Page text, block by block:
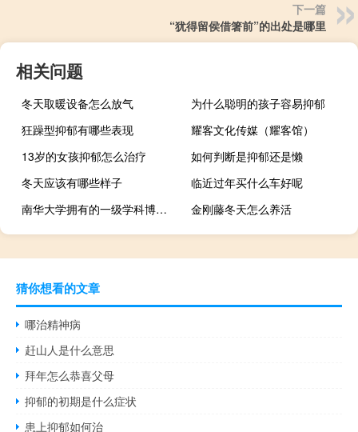
下一篇
“犹得留侯借箸前”的出处是哪里
相关问题
冬天取暖设备怎么放气
为什么聪明的孩子容易抑郁
狂躁型抑郁有哪些表现
耀客文化传媒（耀客馆）
13岁的女孩抑郁怎么治疗
如何判断是抑郁还是懒
冬天应该有哪些样子
临近过年买什么车好呢
南华大学拥有的一级学科博士学位点分别是哪些
金刚藤冬天怎么养活
猜你想看的文章
哪治精神病
赶山人是什么意思
拜年怎么恭喜父母
抑郁的初期是什么症状
患上抑郁如何治